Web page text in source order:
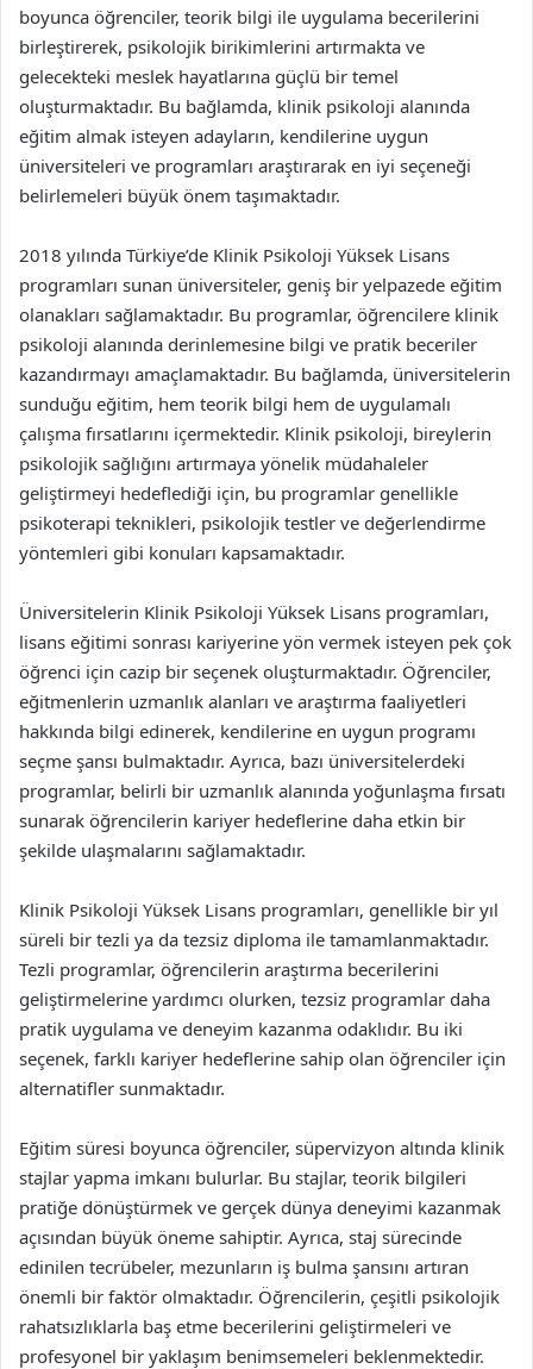
boyunca öğrenciler, teorik bilgi ile uygulama becerilerini
birleştirerek, psikolojik birikimlerini artırmakta ve
gelecekteki meslek hayatlarına güçlü bir temel
oluşturmaktadır. Bu bağlamda, klinik psikoloji alanında
eğitim almak isteyen adayların, kendilerine uygun
üniversiteleri ve programları araştırarak en iyi seçeneği
belirlemeleri büyük önem taşımaktadır.
2018 yılında Türkiye’de Klinik Psikoloji Yüksek Lisans
programları sunan üniversiteler, geniş bir yelpazede eğitim
olanakları sağlamaktadır. Bu programlar, öğrencilere klinik
psikoloji alanında derinlemesine bilgi ve pratik beceriler
kazandırmayı amaçlamaktadır. Bu bağlamda, üniversitelerin
sunduğu eğitim, hem teorik bilgi hem de uygulamalı
çalışma fırsatlarını içermektedir. Klinik psikoloji, bireylerin
psikolojik sağlığını artırmaya yönelik müdahaleler
geliştirmeyi hedeflediği için, bu programlar genellikle
psikoterapi teknikleri, psikolojik testler ve değerlendirme
yöntemleri gibi konuları kapsamaktadır.
Üniversitelerin Klinik Psikoloji Yüksek Lisans programları,
lisans eğitimi sonrası kariyerine yön vermek isteyen pek çok
öğrenci için cazip bir seçenek oluşturmaktadır. Öğrenciler,
eğitmenlerin uzmanlık alanları ve araştırma faaliyetleri
hakkında bilgi edinerek, kendilerine en uygun programı
seçme şansı bulmaktadır. Ayrıca, bazı üniversitelerdeki
programlar, belirli bir uzmanlık alanında yoğunlaşma fırsatı
sunarak öğrencilerin kariyer hedeflerine daha etkin bir
şekilde ulaşmalarını sağlamaktadır.
Klinik Psikoloji Yüksek Lisans programları, genellikle bir yıl
süreli bir tezli ya da tezsiz diploma ile tamamlanmaktadır.
Tezli programlar, öğrencilerin araştırma becerilerini
geliştirmelerine yardımcı olurken, tezsiz programlar daha
pratik uygulama ve deneyim kazanma odaklıdır. Bu iki
seçenek, farklı kariyer hedeflerine sahip olan öğrenciler için
alternatifler sunmaktadır.
Eğitim süresi boyunca öğrenciler, süpervizyon altında klinik
stajlar yapma imkanı bulurlar. Bu stajlar, teorik bilgileri
pratiğe dönüştürmek ve gerçek dünya deneyimi kazanmak
açısından büyük öneme sahiptir. Ayrıca, staj sürecinde
edinilen tecrübeler, mezunların iş bulma şansını artıran
önemli bir faktör olmaktadır. Öğrencilerin, çeşitli psikolojik
rahatsızlıklarla baş etme becerilerini geliştirmeleri ve
profesyonel bir yaklaşım benimsemeleri beklenmektedir.